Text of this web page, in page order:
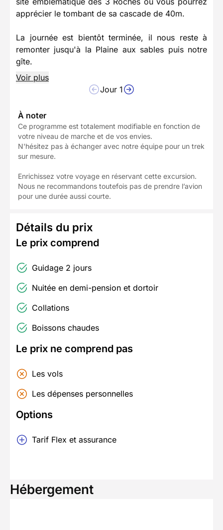
apprécier le tombant de sa cascade de 40m.
La journée est bientôt terminée, il nous reste à
remonter jusqu'à la Plaine aux sables puis notre
gîte.
Voir plus
Jour 1
À noter
Ce programme est totalement modifiable en fonction de
votre niveau de marche et de vos envies.
N'hésitez pas à échanger avec notre équipe pour un trek
sur mesure.
Enrichissez votre voyage en réservant cette excursion.
Nous ne recommandons toutefois pas de prendre l’avion
pour une durée aussi courte.
Détails du prix
Le prix comprend
Guidage 2 jours
Nuitée en demi-pension et dortoir
Collations
Boissons chaudes
Le prix ne comprend pas
Les vols
Les dépenses personnelles
Options
Tarif Flex et assurance
Hébergement